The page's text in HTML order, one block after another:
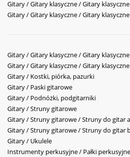
Gitary / Gitary klasyczne / Gitary
Gitary / Gitary klasyczne / Gitary
Gitary / Gitary klasyczne / Gitary
Gitary / Gitary klasyczne / Gitary
Gitary / Kostki, piórka, pazurki
Gitary / Paski gitarowe
Gitary / Podnóżki, podgitarniki
Gitary / Struny gitarowe
Gitary / Struny gitarowe / Struny do gitar
Gitary / Struny gitarowe / Struny do gitar
Gitary / Ukulele
Instrumenty perkusyjne / Pałki